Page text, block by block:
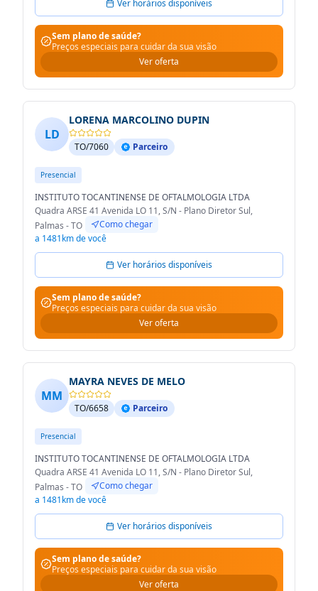
Ver horários disponíveis
Sem plano de saúde?
Preços especiais para cuidar da sua visão
Ver oferta
LD
LORENA MARCOLINO DUPIN
TO/7060 Parceiro
Presencial
INSTITUTO TOCANTINENSE DE OFTALMOLOGIA LTDA
Quadra ARSE 41 Avenida LO 11, S/N - Plano Diretor Sul,
Palmas - TO
Como chegar
a 1481km de você
Ver horários disponíveis
Sem plano de saúde?
Preços especiais para cuidar da sua visão
Ver oferta
MM
MAYRA NEVES DE MELO
TO/6658 Parceiro
Presencial
INSTITUTO TOCANTINENSE DE OFTALMOLOGIA LTDA
Quadra ARSE 41 Avenida LO 11, S/N - Plano Diretor Sul,
Palmas - TO
Como chegar
a 1481km de você
Ver horários disponíveis
Sem plano de saúde?
Preços especiais para cuidar da sua visão
Ver oferta